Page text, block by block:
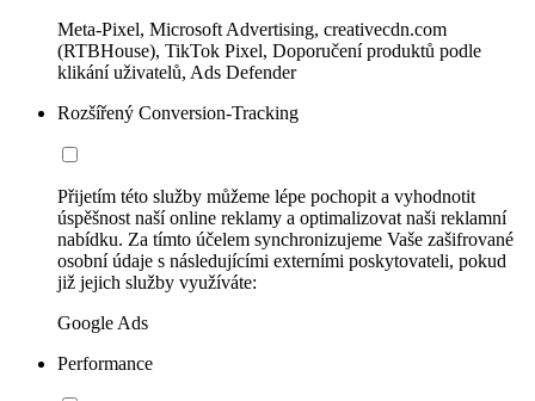
Meta-Pixel, Microsoft Advertising, creativecdn.com
(RTBHouse), TikTok Pixel, Doporučení produktů podle
klikání uživatelů, Ads Defender
Rozšířený Conversion-Tracking
Přijetím této služby můžeme lépe pochopit a vyhodnotit
úspěšnost naší online reklamy a optimalizovat naši reklamní
nabídku. Za tímto účelem synchronizujeme Vaše zašifrované
osobní údaje s následujícími externími poskytovateli, pokud
již jejich služby využíváte:
Google Ads
Performance